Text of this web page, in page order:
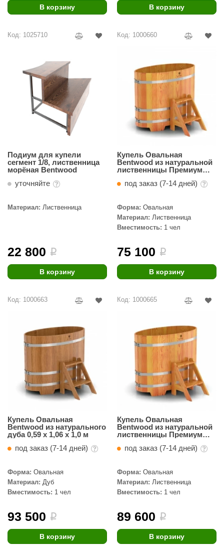
Design
2000
KERN
Snow
В корзину В корзину
Код: 1025710
Подиум для купели
сегмент 1/8, лиственница
морёная Bentwood
уточняйте
Материал: Лиственница
22 800 i
В корзину
Код: 1000660
Купель Овальная
Bentwood из натуральной
лиственницы Премиум
под заказ (7-14 дней)
Форма: Овальная
Материал: Лиственница
Вместимость: 1 чел
75 100 i
В корзину
Код: 1000663
Купель Овальная
Bentwood из натурального
дуба 0,59 х 1,06 х 1,0 м
под заказ (7-14 дней)
Форма: Овальная
Материал: Дуб
Вместимость: 1 чел
93 500 i
В корзину
Код: 1000665
Купель Овальная
Bentwood из натуральной
лиственницы Премиум
под заказ (7-14 дней)
Форма: Овальная
Материал: Лиственница
Вместимость: 1 чел
89 600 i
В корзину